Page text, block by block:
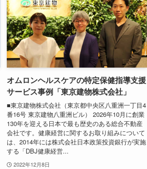
オムロンヘルスケアの特定保健指導支援
サービス事例「東京建物株式会社」
■東京建物株式会社（東京都中央区八重洲一丁目4
番16号 東京建物八重洲ビル） 2026年10月に創業
130年を迎える日本で最も歴史のある総合不動産
会社です。健康経営に関するお取り組みについて
は、2014年には株式会社日本政策投資銀行が実施
する「DBJ健康経営...
2022年12月8日